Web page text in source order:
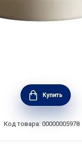
материал
цвет кремовый,
Франция, 021010
Купить
Код товара: 00000005978